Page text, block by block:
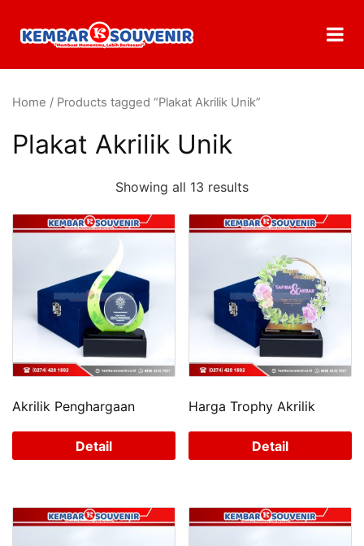
Home / Products tagged “Plakat Akrilik Unik”
Plakat Akrilik Unik
Showing all 13 results
Akrilik Penghargaan
Detail
Harga Trophy Akrilik
Detail